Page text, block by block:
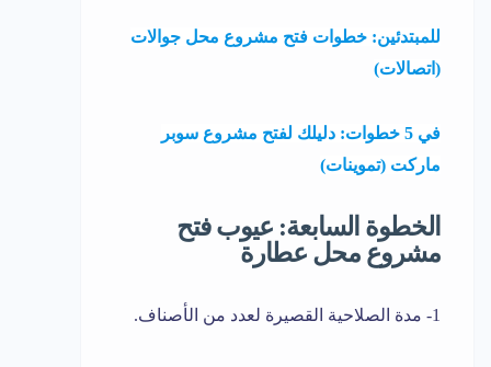
للمبتدئين: خطوات فتح مشروع محل جوالات
(اتصالات)
في 5 خطوات: دليلك لفتح مشروع سوبر
ماركت (تموينات)
الخطوة السابعة: عيوب فتح
مشروع محل عطارة
1- مدة الصلاحية القصيرة لعدد من الأصناف.